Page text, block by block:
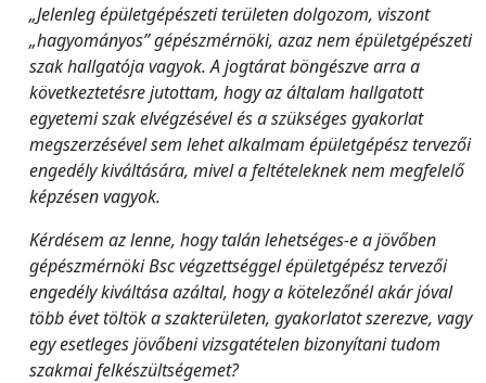
„Jelenleg épületgépészeti területen dolgozom, viszont
„hagyományos” gépészmérnöki, azaz nem épületgépészeti
szak hallgatója vagyok. A jogtárat böngészve arra a
következtetésre jutottam, hogy az általam hallgatott
egyetemi szak elvégzésével és a szükséges gyakorlat
megszerzésével sem lehet alkalmam épületgépész tervezői
engedély kiváltására, mivel a feltételeknek nem megfelelő
képzésen vagyok.
Kérdésem az lenne, hogy talán lehetséges-e a jövőben
gépészmérnöki Bsc végzettséggel épületgépész tervezői
engedély kiváltása azáltal, hogy a kötelezőnél akár jóval
több évet töltök a szakterületen, gyakorlatot szerezve, vagy
egy esetleges jövőbeni vizsgatételen bizonyítani tudom
szakmai felkészültségemet?